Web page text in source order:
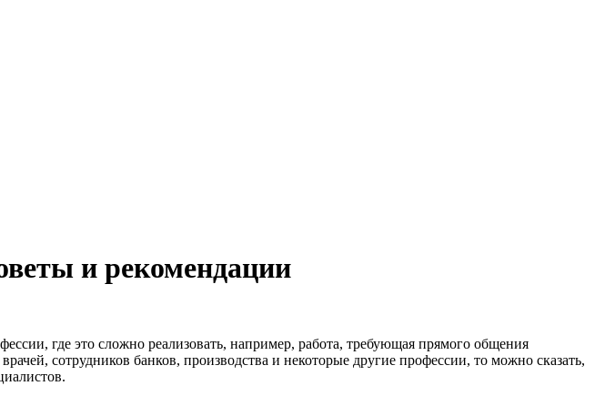
и рекомендации
где это сложно реализовать, например, работа, требующая прямого общения
сотрудников банков, производства и некоторые другие профессии, то можно сказать,